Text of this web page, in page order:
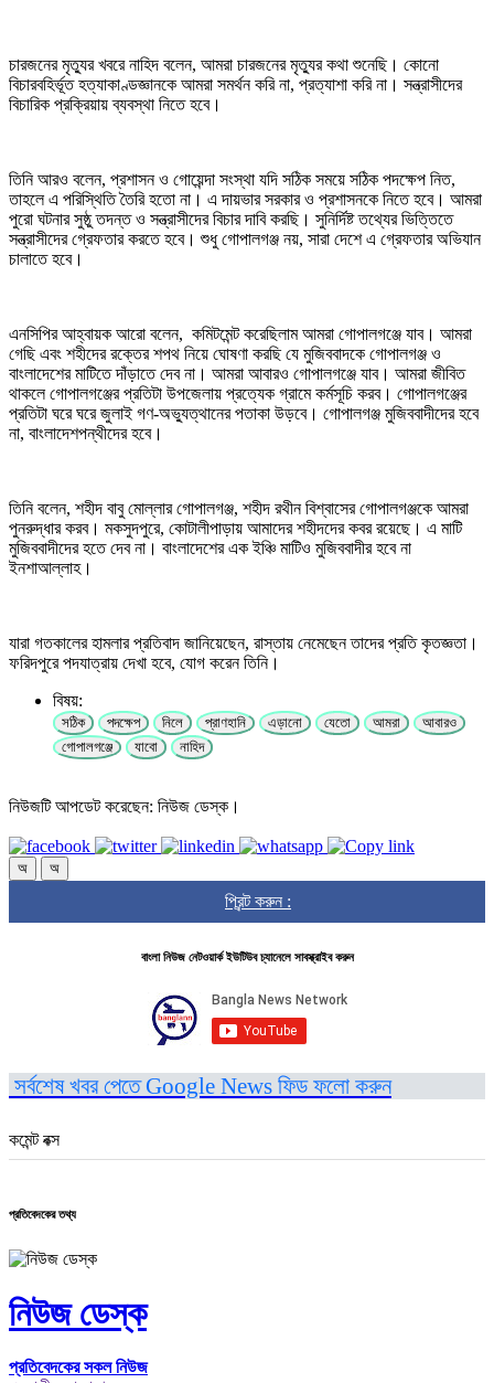
চারজনের মৃত্যুর খবরে নাহিদ বলেন, আমরা চারজনের মৃত্যুর কথা শুনেছি। কোনো
বিচারবহির্ভূত হত্যাকাণ্ডজ্ঞানকে আমরা সমর্থন করি না, প্রত্যাশা করি না। সন্ত্রাসীদের
বিচারিক প্রক্রিয়ায় ব্যবস্থা নিতে হবে।
তিনি আরও বলেন, প্রশাসন ও গোয়েন্দা সংস্থা যদি সঠিক সময়ে সঠিক পদক্ষেপ নিত,
তাহলে এ পরিস্থিতি তৈরি হতো না। এ দায়ভার সরকার ও প্রশাসনকে নিতে হবে। আমরা
পুরো ঘটনার সুষ্ঠু তদন্ত ও সন্ত্রাসীদের বিচার দাবি করছি। সুনির্দিষ্ট তথ্যের ভিত্তিতে
সন্ত্রাসীদের গ্রেফতার করতে হবে। শুধু গোপালগঞ্জ নয়, সারা দেশে এ গ্রেফতার অভিযান
চালাতে হবে।
এনসিপির আহ্বায়ক আরো বলেন, কমিটমেন্ট করেছিলাম আমরা গোপালগঞ্জে যাব। আমরা
গেছি এবং শহীদের রক্তের শপথ নিয়ে ঘোষণা করছি যে মুজিববাদকে গোপালগঞ্জ ও
বাংলাদেশের মাটিতে দাঁড়াতে দেব না। আমরা আবারও গোপালগঞ্জে যাব। আমরা জীবিত
থাকলে গোপালগঞ্জের প্রতিটা উপজেলায় প্রত্যেক গ্রামে কর্মসূচি করব। গোপালগঞ্জের
প্রতিটা ঘরে ঘরে জুলাই গণ-অভ্যুত্থানের পতাকা উড়বে। গোপালগঞ্জ মুজিববাদীদের হবে
না, বাংলাদেশপন্থীদের হবে।
তিনি বলেন, শহীদ বাবু মোল্লার গোপালগঞ্জ, শহীদ রথীন বিশ্বাসের গোপালগঞ্জকে আমরা
পুনরুদ্ধার করব। মকসুদপুরে, কোটালীপাড়ায় আমাদের শহীদদের কবর রয়েছে। এ মাটি
মুজিববাদীদের হতে দেব না। বাংলাদেশের এক ইঞ্চি মাটিও মুজিববাদীর হবে না
ইনশাআল্লাহ।
যারা গতকালের হামলার প্রতিবাদ জানিয়েছেন, রাস্তায় নেমেছেন তাদের প্রতি কৃতজ্ঞতা।
ফরিদপুরে পদযাত্রায় দেখা হবে, যোগ করেন তিনি।
বিষয়:
সঠিক পদক্ষেপ নিলে প্রাণহানি এড়ানো যেতো আমরা
আবারও
গোপালগঞ্জে
যাবো নাহিদ
নিউজটি আপডেট করেছেন: নিউজ ডেস্ক।
অ অ
প্রিন্ট করুন :
বাংলা নিউজ নেটওয়ার্ক ইউটিউব চ্যানেলে সাবস্ক্রাইব করুন
সর্বশেষ খবর পেতে Google News ফিড ফলো করুন
কমেন্ট বক্স
প্রতিবেদকের তথ্য
নিউজ ডেস্ক
প্রতিবেদকের সকল নিউজ